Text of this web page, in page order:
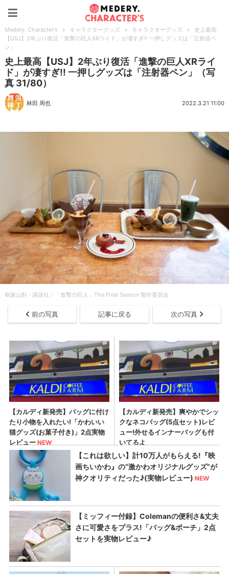
Medery. Character's > キャラクターグッズ > キャラクターグッズ >
史上最高
【USJ】2年ぶり復活「進撃の巨人XRライド」が凄すぎ!! 一押しグッズは「注射器ペ
ン」
史上最高【USJ】2年ぶり復活「進撃の巨人XRライ
ド」が凄すぎ!! 一押しグッズは「注射器ペン」（写
真 31/80）
林田 周也 2022.3.21 11:00
©諫山創・講談社／「進撃の巨人」The Final Season 製作委員会
前の写真 記事に戻る 次の写真